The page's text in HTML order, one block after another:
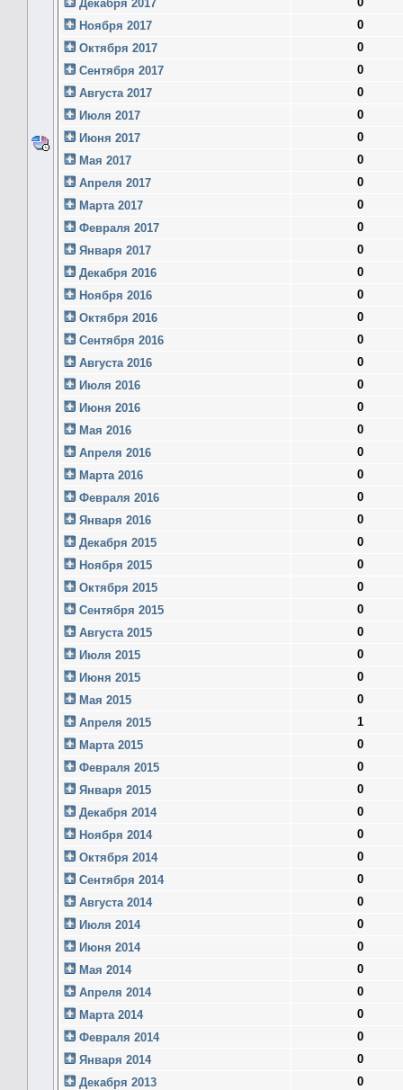
Декабря 2017
Ноября 2017
0
Октября 2017
0
Сентября 2017
0
Августа 2017
0
Июля 2017
0
Июня 2017
0
Мая 2017
0
Апреля 2017
0
Марта 2017
0
Февраля 2017
0
Января 2017
0
Декабря 2016
0
Ноября 2016
0
Октября 2016
0
Сентября 2016
0
Августа 2016
0
Июля 2016
0
Июня 2016
0
Мая 2016
0
Апреля 2016
0
Марта 2016
0
Февраля 2016
0
Января 2016
0
Декабря 2015
0
Ноября 2015
0
Октября 2015
0
Сентября 2015
0
Августа 2015
0
Июля 2015
0
Июня 2015
0
Мая 2015
0
Апреля 2015
1
Марта 2015
0
Февраля 2015
0
Января 2015
0
Декабря 2014
0
Ноября 2014
0
Октября 2014
0
Сентября 2014
0
Августа 2014
0
Июля 2014
0
Июня 2014
0
Мая 2014
0
Апреля 2014
0
Марта 2014
0
Февраля 2014
0
Января 2014
0
Декабря 2013
0